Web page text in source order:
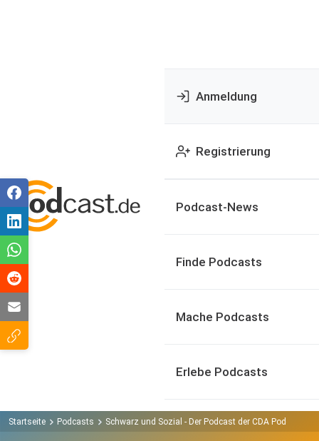
Anmeldung
Registrierung
Podcast-News
Finde Podcasts
Mache Podcasts
Erlebe Podcasts
Startseite Podcasts Schwarz und Sozial - Der Podcast der CDA Podcast